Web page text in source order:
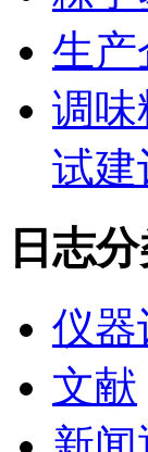
生产
调味
试建
日志
仪器
文献